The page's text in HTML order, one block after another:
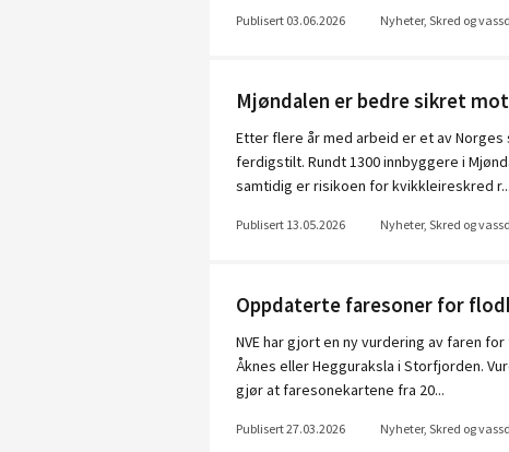
Publisert 03.06.2026 Nyheter, Skred og
Mjøndalen er bedre sikret
Etter flere år med arbeid er et av
ferdigstilt. Rundt 1300 innbyggere i
samtidig er risikoen for kvikkleireskred r...
Publisert 13.05.2026 Nyheter, Skred og
Oppdaterte faresoner for
NVE har gjort en ny vurdering av faren
Åknes eller Hegguraksla i Storfjorden.
gjør at faresonekartene fra 20...
Publisert 27.03.2026 Nyheter, Skred og